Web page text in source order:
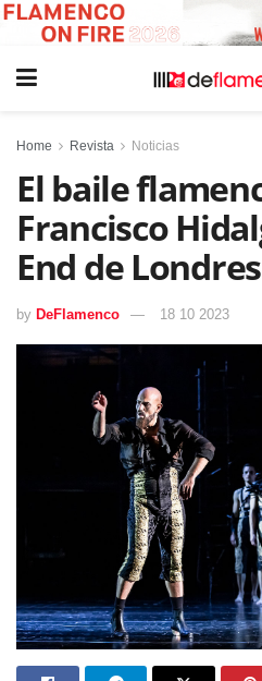
Home Revista Noticias
El baile
Francisco
End de Londres
by DeFlamenco 18 10 2023